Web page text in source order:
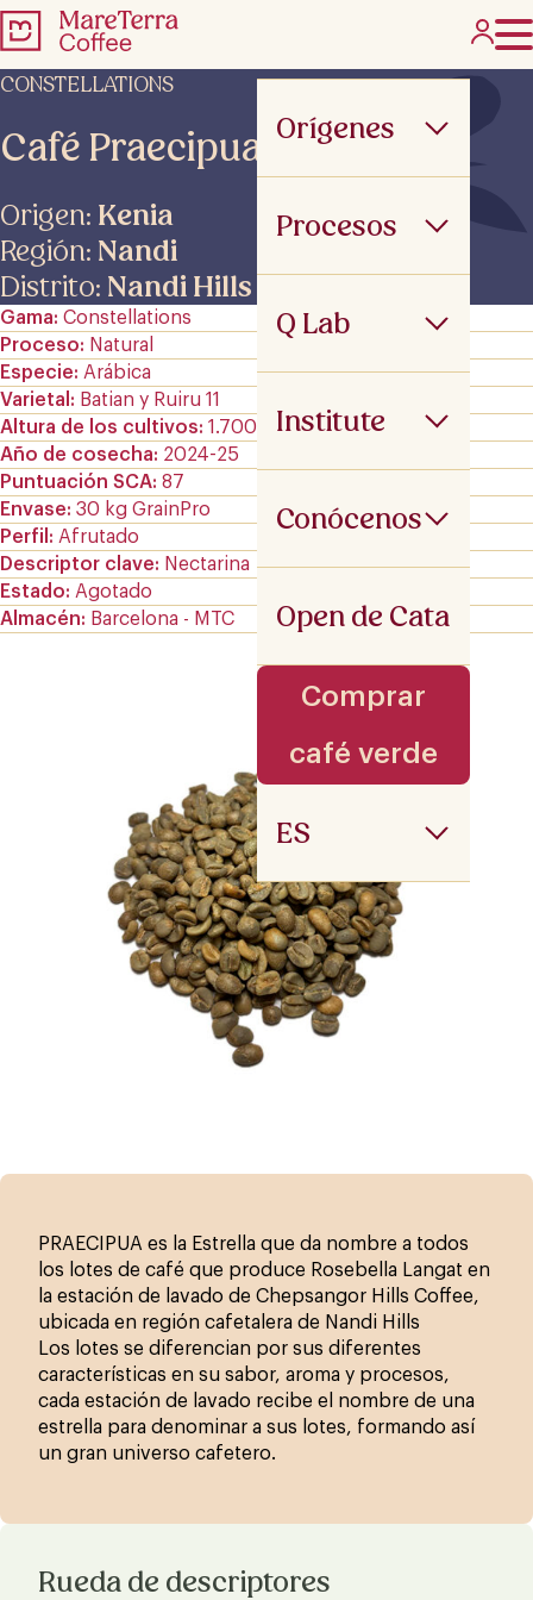
Orígenes
Procesos
Q Lab
Institute
Conócenos
Open de Cata
Comprar
café verde
ES
CONSTELLATIONS
Café Praecipua ANE
Origen: Kenia
Región: Nandi
Distrito: Nandi Hills
Gama Constellations
Proceso
Natural
Especie
Arábica
Varietal
Batian y Ruiru 11
Altura de los cultivos 1.700-2.000 m.s.n.m
Año de cosecha
2024-25
Puntuación SCA 87
Envase 30 kg GrainPro
Perfil
Afrutado
Descriptor clave
Nectarina
Estado
Agotado
Almacén
Barcelona - MTC
PRAECIPUA es la Estrella que da nombre a todos
los lotes de café que produce Rosebella Langat en
la estación de lavado de Chepsangor Hills Coffee,
ubicada en región cafetalera de Nandi Hills
Los lotes se diferencian por sus diferentes
características en su sabor, aroma y procesos,
cada estación de lavado recibe el nombre de una
estrella para denominar a sus lotes, formando así
un gran universo cafetero.
Rueda de descriptores